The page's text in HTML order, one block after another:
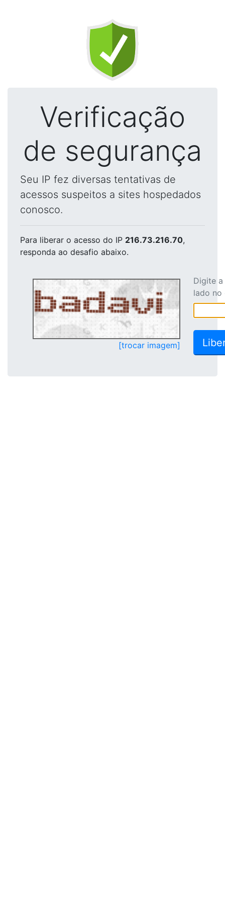
Verificação
de segurança
Seu IP fez diversas tentativas de
acessos suspeitos a sites hospedados
conosco.
Para liberar o acesso do IP 216.73.216.70,
responda ao desafio abaixo.
[trocar imagem]
Digite
lado no